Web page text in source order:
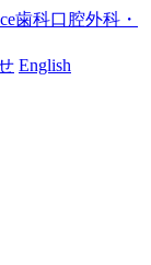
English